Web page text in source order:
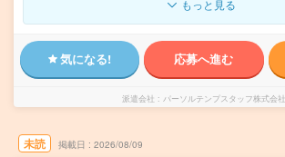
もっと見る
気になる! 応募へ進む
派遣会社 パーソルテンプスタッフ株式会社
未読 掲載日 2026/08/09